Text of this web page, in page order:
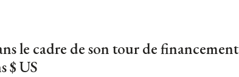
le cadre de son tour de financement
$ US